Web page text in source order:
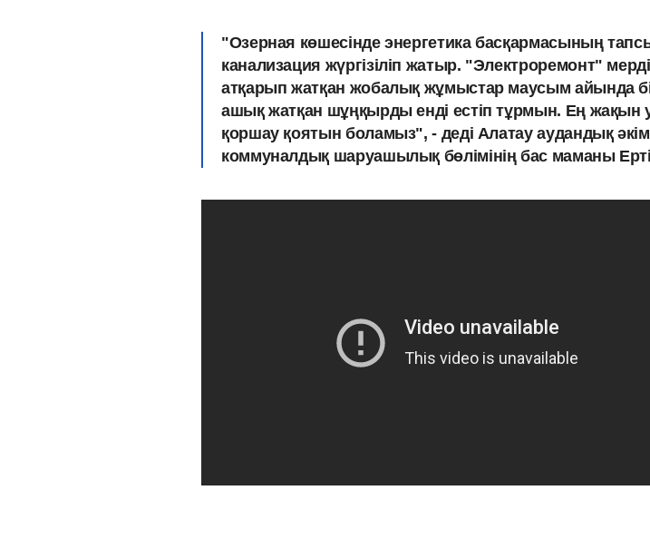
"Озерная көшесінде энергетика басқармасының
канализация жүргізіліп жатыр. "Электроремонт"
атқарып жатқан жобалық жұмыстар маусым айында
ашық жатқан шұңқырды енді естіп тұрмын. Ең жақын
қоршау қоятын боламыз", - деді Алатау аудандық
коммуналдық шаруашылық бөлімінің бас маманы